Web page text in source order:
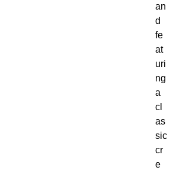
an
d
fe
at
uri
ng
a
cl
as
sic
cr
e